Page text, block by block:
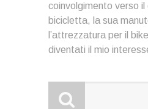
coinvolgimento verso
bicicletta, la sua
l’attrezzatura per il
diventati il mio